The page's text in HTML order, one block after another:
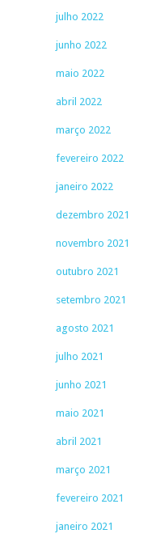
julho 2022
junho 2022
maio 2022
abril 2022
março 2022
fevereiro 2022
janeiro 2022
dezembro 2021
novembro 2021
outubro 2021
setembro 2021
agosto 2021
julho 2021
junho 2021
maio 2021
abril 2021
março 2021
fevereiro 2021
janeiro 2021